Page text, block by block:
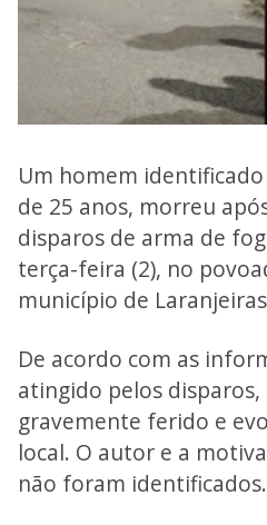
Um homem
de 25 anos, morreu
disparos de arma de
terça-feira (2), no
município de
De acordo com as
atingido pelos
gravemente ferido e
local. O autor e a
não foram identificados.